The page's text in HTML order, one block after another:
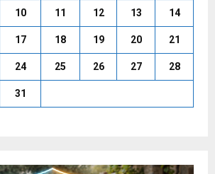
10 11 12 13 14
17 18 19 20 21
24 25 26 27 28
31